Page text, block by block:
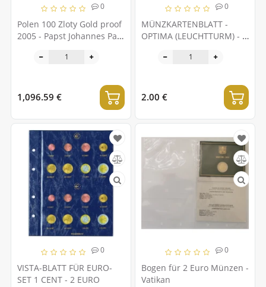
0
Polen 100 Zloty Gold proof
2005 - Papst Johannes Paul
1,096.59 €
0
MÜNZKARTENBLATT -
OPTIMA (LEUCHTTURM) - 8
2.00 €
0
VISTA-BLATT FÜR EURO-
SET 1 CENT - 2 EURO
0
Bogen für 2 Euro Münzen -
Vatikan